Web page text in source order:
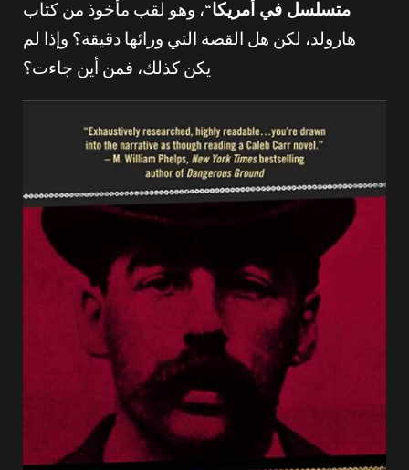
متسلسل في أمريكا“، وهو لقب مأخوذ من كتاب
هارولد، لكن هل القصة التي ورائها دقيقة؟ وإذا لم
يكن كذلك، فمن أين جاءت؟